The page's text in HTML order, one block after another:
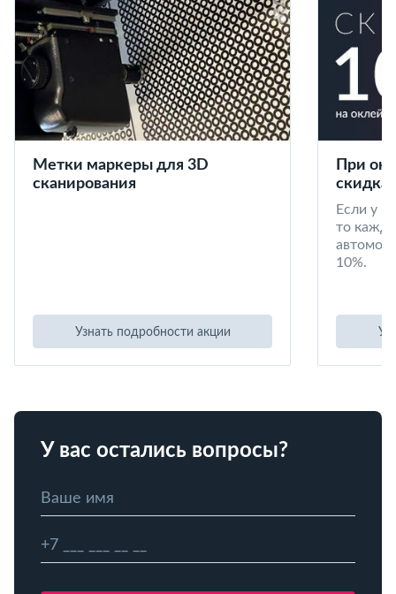
Метки маркеры для 3D
сканирования
Узнать подробности акции
При
скидка
Если у
то
10%.
У вас остались вопросы?